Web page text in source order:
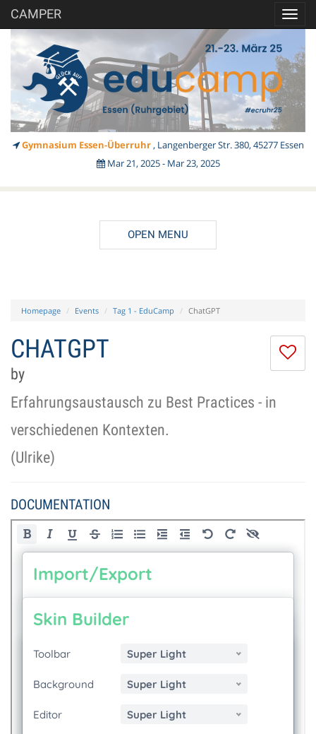
CAMPER
Gymnasium Essen-Überruhr, Langenberger Str. 380, 45277 Essen
Mar 21, 2025 - Mar 23, 2025
OPEN MENU
Homepage Events Tag 1 - EduCamp ChatGPT
I
CHATGPT
by
Erfahrungsaustausch zu Best Practices - in
verschiedenen Kontexten.
(Ulrike)
DOCUMENTATION